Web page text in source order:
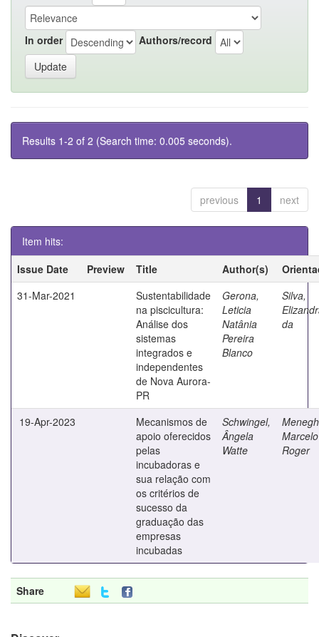
In order Authors/record
Results 1-2 of 2 (Search time: 0.005 seconds).
previous 1 next
Item hits:
Issue Date
Preview Title Author(s)
31-Mar-2021
Sustentabilidade
na piscicultura:
Análise dos
sistemas
integrados e
independentes
de Nova Aurora-
PR
Gerona,
Leticia
Natânia
Pereira
Blanco
Silva,
da
19-Apr-2023
Mecanismos de
apoio oferecidos
pelas
incubadoras e
sua relação com
os critérios de
sucesso da
graduação das
empresas
incubadas
Schwingel,
Ângela
Watte
Marcelo
Roger
Share